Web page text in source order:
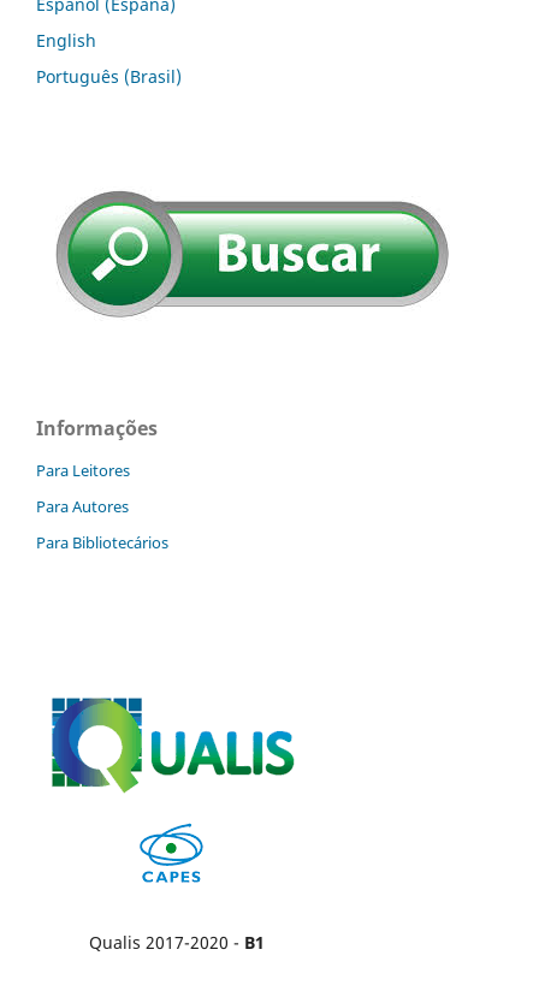
English
Português (Brasil)
Informações
Para Leitores
Para Autores
Para Bibliotecários
Qualis 2017-2020 - B1